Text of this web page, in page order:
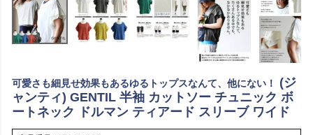
可愛さも細見せ効果もあるゆるトップスなんて、他にない！
(ジ
ャンティ) GENTIL 半袖 カットソー チュニック ボ
ートネック ドルマン ティアード スリーブ ワイド